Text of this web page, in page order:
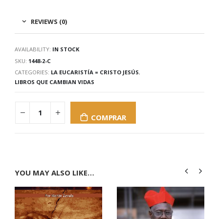
REVIEWS (0)
AVAILABILITY: IN STOCK
SKU: 1448-2-C
CATEGORIES: LA EUCARISTÍA = CRISTO JESÚS,
LIBROS QUE CAMBIAN VIDAS
COMPRAR
YOU MAY ALSO LIKE…